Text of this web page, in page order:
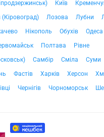
Київ
Лозова Лубни
Нікополь Обухів Одеса
Полтава
Рівне
Самбір Сміла Суми
Фастів Харків Херсон
Чернігів Чорноморськ